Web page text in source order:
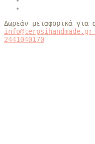
Δωρεάν μεταφορικά για
info@terpsihandmade.gr
2441040170